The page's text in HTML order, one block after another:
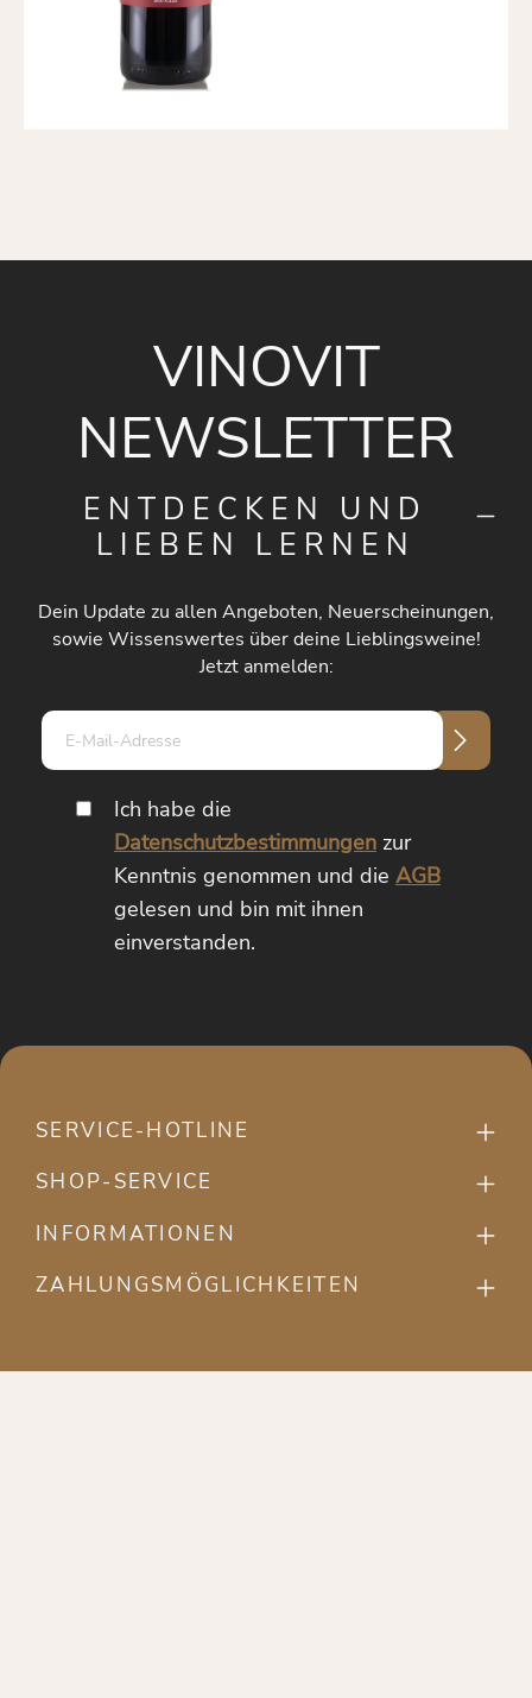
VINOVIT
NEWSLETTER
ENTDECKEN UND
LIEBEN LERNEN
Dein Update zu allen Angeboten, Neuerscheinungen,
sowie Wissenswertes über deine Lieblingsweine!
Jetzt anmelden:
Adresse*
Ich habe die
Datenschutzbestimmungenzur
Kenntnis genommen und die AGB
gelesen und bin mit ihnen
einverstanden.
SERVICE-HOTLINE
SHOP-SERVICE
INFORMATIONEN
ZAHLUNGSMÖGLICHKEITEN